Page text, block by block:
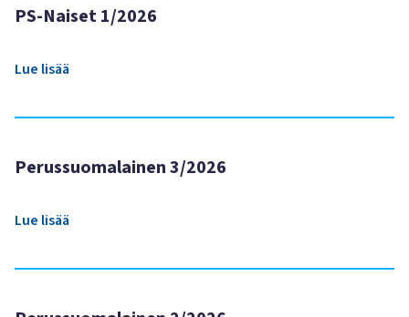
PS-Naiset 1/2026
Lue lisää
Perussuomalainen 3/2026
Lue lisää